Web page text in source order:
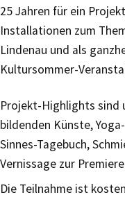
25 Jahren für ein
Installationen zum
Lindenau und als
Kultursommer-
Projekt-Highlights sind
bildenden Künste,
Sinnes-Tagebuch,
Vernissage zur
Die Teilnahme ist